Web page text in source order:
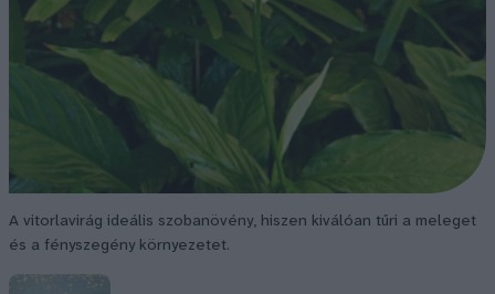
A vitorlavirág ideális szobanövény, hiszen kiválóan tűri a meleget
és a fényszegény környezetet.